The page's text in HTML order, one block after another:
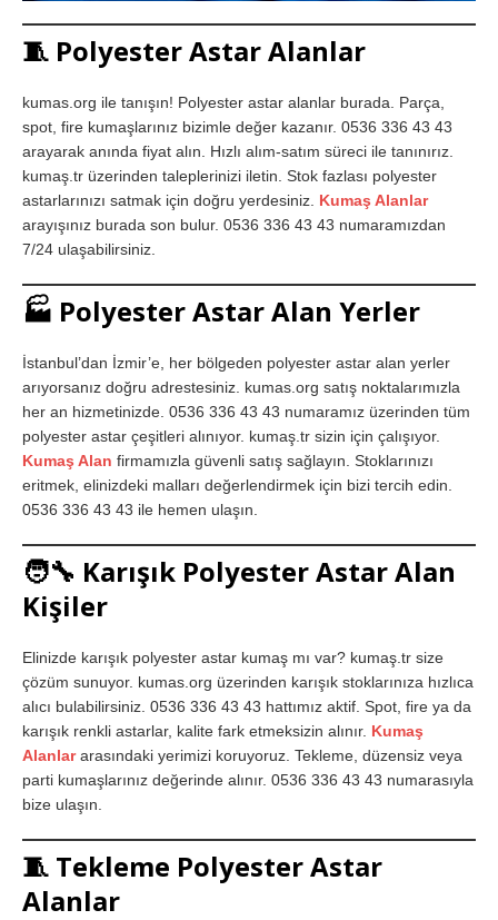
🧵 Polyester Astar Alanlar
kumas.org ile tanışın! Polyester astar alanlar burada. Parça,
spot, fire kumaşlarınız bizimle değer kazanır. 0536 336 43 43
arayarak anında fiyat alın. Hızlı alım-satım süreci ile tanınırız.
kumaş.tr üzerinden taleplerinizi iletin. Stok fazlası polyester
astarlarınızı satmak için doğru yerdesiniz. Kumaş Alanlar
arayışınız burada son bulur. 0536 336 43 43 numaramızdan
7/24 ulaşabilirsiniz.
🏭 Polyester Astar Alan Yerler
İstanbul’dan İzmir’e, her bölgeden polyester astar alan yerler
arıyorsanız doğru adrestesiniz. kumas.org satış noktalarımızla
her an hizmetinizde. 0536 336 43 43 numaramız üzerinden tüm
polyester astar çeşitleri alınıyor. kumaş.tr sizin için çalışıyor.
Kumaş Alan firmamızla güvenli satış sağlayın. Stoklarınızı
eritmek, elinizdeki malları değerlendirmek için bizi tercih edin.
0536 336 43 43 ile hemen ulaşın.
🧑‍🔧 Karışık Polyester Astar Alan
Kişiler
Elinizde karışık polyester astar kumaş mı var? kumaş.tr size
çözüm sunuyor. kumas.org üzerinden karışık stoklarınıza hızlıca
alıcı bulabilirsiniz. 0536 336 43 43 hattımız aktif. Spot, fire ya da
karışık renkli astarlar, kalite fark etmeksizin alınır. Kumaş
Alanlararasındaki yerimizi koruyoruz. Tekleme, düzensiz veya
parti kumaşlarınız değerinde alınır. 0536 336 43 43 numarasıyla
bize ulaşın.
🧵 Tekleme Polyester Astar
Alanlar